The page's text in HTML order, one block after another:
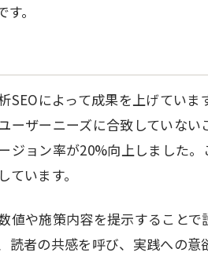
。
SEOによって成果を上げてい
ーザーニーズに合致していな
ジョン率が20%向上しました
います。
値や施策内容を提示すること
読者の共感を呼び、実践への意